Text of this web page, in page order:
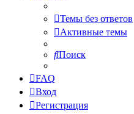
Темы без ответов
Активные темы
Поиск
FAQ
Вход
Регистрация